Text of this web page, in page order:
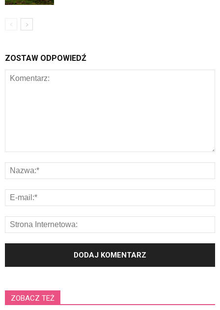
ZOSTAW ODPOWIEDŹ
ZOBACZ TEŻ